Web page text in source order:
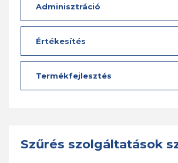
Adminisztráció
Értékesítés
Termékfejlesztés
Szűrés szolgáltatások